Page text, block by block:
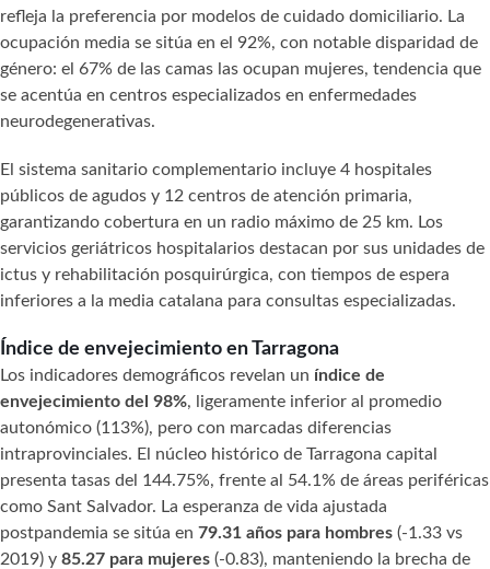
refleja la preferencia por modelos de cuidado domiciliario. La
ocupación media se sitúa en el 92%, con notable disparidad de
género: el 67% de las camas las ocupan mujeres, tendencia que
se acentúa en centros especializados en enfermedades
neurodegenerativas.
El sistema sanitario complementario incluye 4 hospitales
públicos de agudos y 12 centros de atención primaria,
garantizando cobertura en un radio máximo de 25 km. Los
servicios geriátricos hospitalarios destacan por sus unidades de
ictus y rehabilitación posquirúrgica, con tiempos de espera
inferiores a la media catalana para consultas especializadas.
Índice de envejecimiento en Tarragona
Los indicadores demográficos revelan un índice de
envejecimiento del 98%, ligeramente inferior al promedio
autonómico (113%), pero con marcadas diferencias
intraprovinciales. El núcleo histórico de Tarragona capital
presenta tasas del 144.75%, frente al 54.1% de áreas periféricas
como Sant Salvador. La esperanza de vida ajustada
postpandemia se sitúa en 79.31 años para hombres (-1.33 vs
2019) y 85.27 para mujeres (-0.83), manteniendo la brecha de